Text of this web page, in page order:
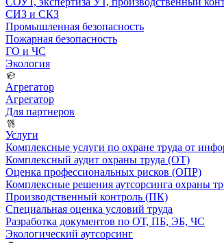
СИЗ и СКЗ
Промышленная безопасность
Пожарная безопасность
ГО и ЧС
Экология
Агрегатор
Агрегатор
Для партнеров
Услуги
Комплексные услуги по охране труда от
Комплексный аудит охраны труда (ОТ)
Оценка профессиональных рисков (ОПР)
Комплексные решения аутсорсинга охраны
Производственный контроль (ПК)
Специальная оценка условий труда
Разработка документов по ОТ, ПБ, ЭБ, ЧС
Экологический аутсорсинг